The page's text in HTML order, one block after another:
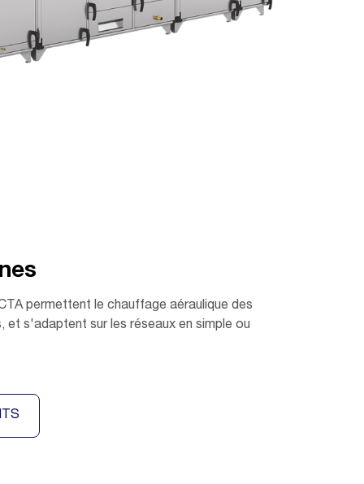
permettent le chauffage aéraulique des
et s'adaptent sur les réseaux en simple ou